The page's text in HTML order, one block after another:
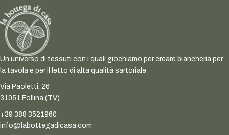
Un universo di tessuti con i quali giochiamo per creare biancheria per
la tavola e per il letto di alta qualità sartoriale.
Via Paoletti, 26
31051 Follina (TV)
+39 388 3521960
info@labottegadicasa.com